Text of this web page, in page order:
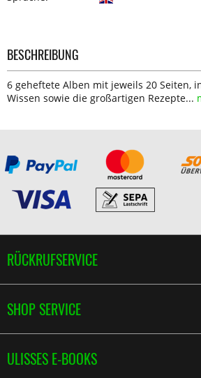
BESCHREIBUNG
6 geheftete Alben mit jeweils 20 Seiten,
Wissen sowie die großartigen Rezepte...
RÜCKRUFSERVICE
SHOP SERVICE
ULISSES E-BOOKS